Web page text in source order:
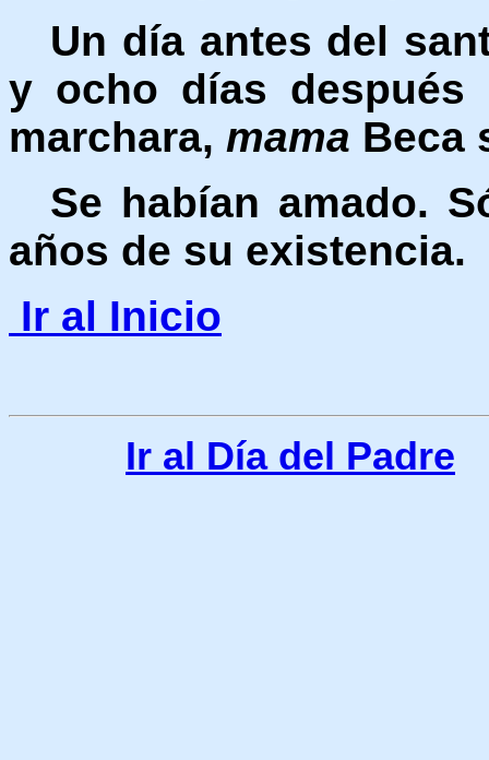
Un día antes del
y ocho días
marchara, mama Beca
Se habían amado.
años de su existencia.
Ir al Inicio
Ir al Día del Padre